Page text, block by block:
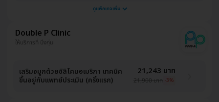
ดูแพ็กเกจเพิ่ม
Double P Clinic
ให้บริการที่ บึงกุ่ม
เสริมจมูกด้วยซิลิโคนอเมริกา เทคนิค
ขึ้นอยู่กับแพทย์ประเมิน (ครั้งแรก)
21,243 บาท
21,900 บาท -3%